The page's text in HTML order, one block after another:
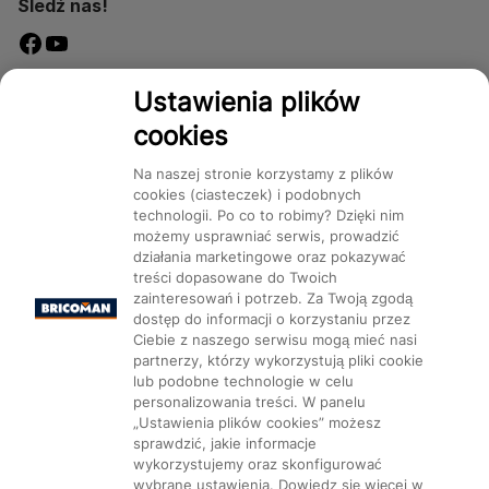
Śledź nas!
Dostępność
Kategorie Produkty Marki CMS
Ustawienia plików cookie
Ustawienia plików
cookies
Na naszej stronie korzystamy z plików
cookies (ciasteczek) i podobnych
technologii. Po co to robimy? Dzięki nim
możemy usprawniać serwis, prowadzić
działania marketingowe oraz pokazywać
treści dopasowane do Twoich
zainteresowań i potrzeb. Za Twoją zgodą
dostęp do informacji o korzystaniu przez
Ciebie z naszego serwisu mogą mieć nasi
partnerzy, którzy wykorzystują pliki cookie
lub podobne technologie w celu
personalizowania treści. W panelu
„Ustawienia plików cookies” możesz
sprawdzić, jakie informacje
wykorzystujemy oraz skonfigurować
wybrane ustawienia. Dowiedz się więcej w